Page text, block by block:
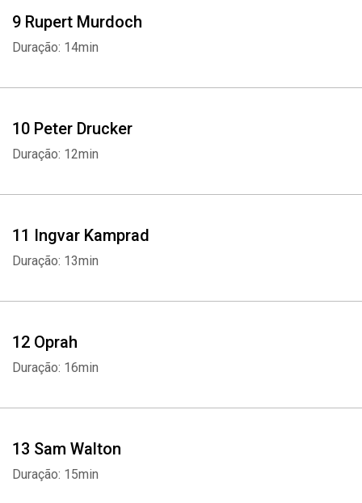
9 Rupert Murdoch
Duração: 14min
10 Peter Drucker
Duração: 12min
11 Ingvar Kamprad
Duração: 13min
12 Oprah
Duração: 16min
13 Sam Walton
Duração: 15min
Whatsapp